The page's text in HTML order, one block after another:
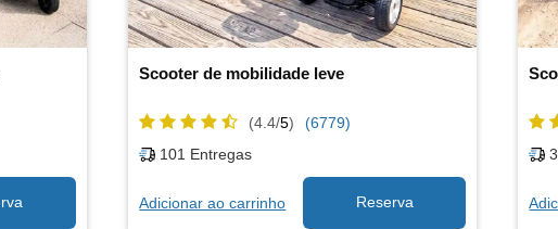
Scooter de mobilidade leve
(4.4/5)
(6779)
101 Entregas
Adicionar ao carrinho